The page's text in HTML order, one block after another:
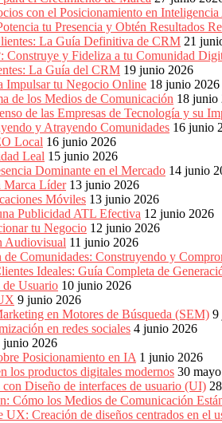
con el Posicionamiento en
tu Presencia y Obtén Resultados
La Guía Definitiva de CRM 21
Construye y Fideliza a tu Comunidad
La Guía del CRM 19 junio 2026
Impulsar tu Negocio Online 18 junio 2026
de los Medios de Comunicación 18 junio
de las Empresas de Tecnología y su
y Atrayendo Comunidades 16 junio
Local 16 junio 2026
Leal 15 junio 2026
Dominante en el Mercado 14 junio
Marca Líder 13 junio 2026
Móviles 13 junio 2026
Publicidad ATL Efectiva 12 junio 2026
tu Negocio 12 junio 2026
Audiovisual 11 junio 2026
Comunidades: Construyendo y
Ideales: Guía Completa de
Usuario 10 junio 2026
9 junio 2026
en Motores de Búsqueda (SEM) 9
en redes sociales 4 junio 2026
junio 2026
Posicionamiento en IA 1 junio 2026
los productos digitales modernos 30
Diseño de interfaces de usuario (UI)
Cómo los Medios de Comunicación
UX: Creación de diseños centrados en el